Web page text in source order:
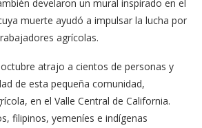
develaron un mural inspirado en el
muerte ayudó a impulsar la lucha por
agrícolas.
atrajo a cientos de personas y
de esta pequeña comunidad,
en el Valle Central de California.
filipinos, yemeníes e indígenas